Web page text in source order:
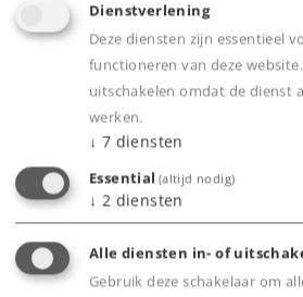
licht- en geluidsfuncties.
Product
Productinfo
Dienstverlening
Deze diensten zijn essentieel
functioneren van deze
uitschakelen omdat de dienst
werken.
↓ 7 diensten
Essential (altijd nodig)
↓ 2 diensten
Alle diensten in- of
Gebruik deze schakelaar om